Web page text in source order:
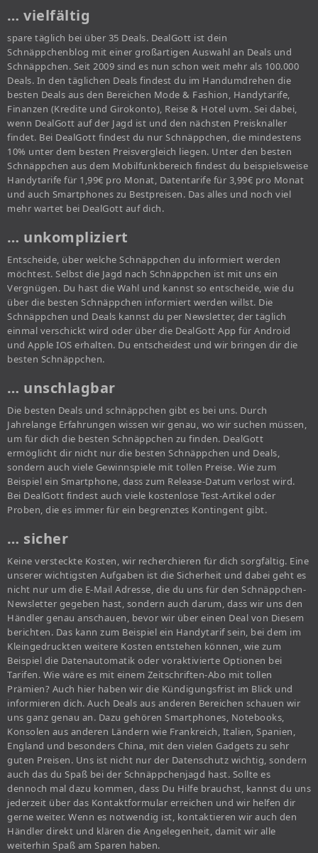
… vielfältig
spare täglich bei über 35 Deals. DealGott ist dein
Schnäppchenblog mit einer großartigen Auswahl an Deals und
Schnäppchen. Seit 2009 sind es nun schon weit mehr als 100.000
Deals. In den täglichen Deals findest du im Handumdrehen die
besten Deals aus den Bereichen Mode & Fashion, Handytarife,
Finanzen (Kredite und Girokonto), Reise & Hotel uvm. Sei dabei,
wenn DealGott auf der Jagd ist und den nächsten Preisknaller
findet. Bei DealGott findest du nur Schnäppchen, die mindestens
10% unter dem besten Preisvergleich liegen. Unter den besten
Schnäppchen aus dem Mobilfunkbereich findest du beispielsweise
Handytarife für 1,99€ pro Monat, Datentarife für 3,99€ pro Monat
und auch Smartphones zu Bestpreisen. Das alles und noch viel
mehr wartet bei DealGott auf dich.
… unkompliziert
Entscheide, über welche Schnäppchen du informiert werden
möchtest. Selbst die Jagd nach Schnäppchen ist mit uns ein
Vergnügen. Du hast die Wahl und kannst so entscheide, wie du
über die besten Schnäppchen informiert werden willst. Die
Schnäppchen und Deals kannst du per Newsletter, der täglich
einmal verschickt wird oder über die DealGott App für Android
und Apple IOS erhalten. Du entscheidest und wir bringen dir die
besten Schnäppchen.
… unschlagbar
Die besten Deals und schnäppchen gibt es bei uns. Durch
Jahrelange Erfahrungen wissen wir genau, wo wir suchen müssen,
um für dich die besten Schnäppchen zu finden. DealGott
ermöglicht dir nicht nur die besten Schnäppchen und Deals,
sondern auch viele Gewinnspiele mit tollen Preise. Wie zum
Beispiel ein Smartphone, dass zum Release-Datum verlost wird.
Bei DealGott findest auch viele kostenlose Test-Artikel oder
Proben, die es immer für ein begrenztes Kontingent gibt.
… sicher
Keine versteckte Kosten, wir recherchieren für dich sorgfältig. Eine
unserer wichtigsten Aufgaben ist die Sicherheit und dabei geht es
nicht nur um die E-Mail Adresse, die du uns für den Schnäppchen-
Newsletter gegeben hast, sondern auch darum, dass wir uns den
Händler genau anschauen, bevor wir über einen Deal von Diesem
berichten. Das kann zum Beispiel ein Handytarif sein, bei dem im
Kleingedruckten weitere Kosten entstehen können, wie zum
Beispiel die Datenautomatik oder voraktivierte Optionen bei
Tarifen. Wie wäre es mit einem Zeitschriften-Abo mit tollen
Prämien? Auch hier haben wir die Kündigungsfrist im Blick und
informieren dich. Auch Deals aus anderen Bereichen schauen wir
uns ganz genau an. Dazu gehören Smartphones, Notebooks,
Konsolen aus anderen Ländern wie Frankreich, Italien, Spanien,
England und besonders China, mit den vielen Gadgets zu sehr
guten Preisen. Uns ist nicht nur der Datenschutz wichtig, sondern
auch das du Spaß bei der Schnäppchenjagd hast. Sollte es
dennoch mal dazu kommen, dass Du Hilfe brauchst, kannst du uns
jederzeit über das Kontaktformular erreichen und wir helfen dir
gerne weiter. Wenn es notwendig ist, kontaktieren wir auch den
Händler direkt und klären die Angelegenheit, damit wir alle
weiterhin Spaß am Sparen haben.